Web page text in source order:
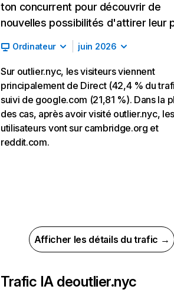
ton concurrent pour découvrir de
nouvelles possibilités d'attirer leur
Ordinateur juin 2026
Sur outlier.nyc, les visiteurs viennent
principalement de Direct (42,4 % du
suivi de google.com (21,81 %). Dans la
des cas, après avoir visité outlier.nyc, les
utilisateurs vont sur cambridge.org et
reddit.com.
Afficher les détails du trafic →
Trafic IA deoutlier.nyc